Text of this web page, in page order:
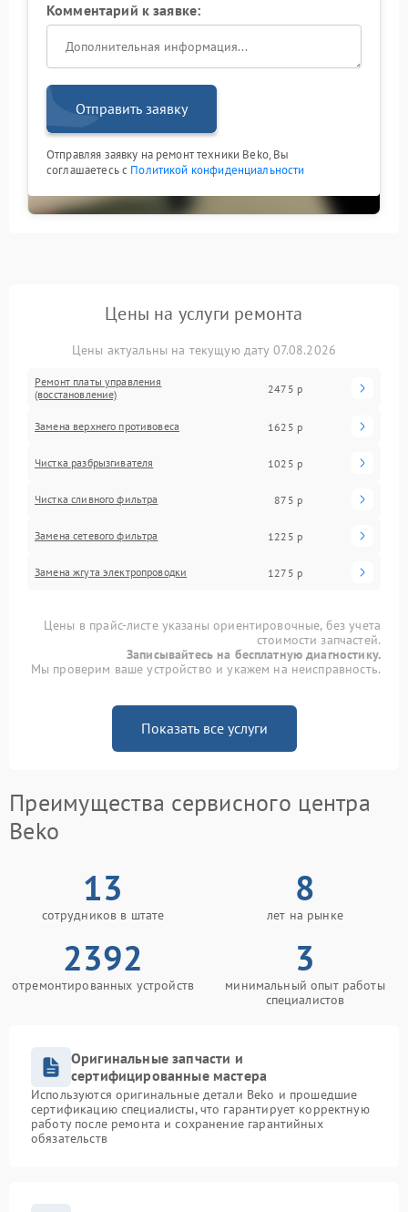
Комментарий к заявке:
Отправить заявку
Отправляя заявку на ремонт техники Beko, Вы
соглашаетесь с Политикой конфиденциальности
Цены на услуги ремонта
Цены актуальны на текущую дату 07.08.2026
Ремонт платы управления
(восстановление)
2475 р
Замена верхнего противовеса 1625 р
Чистка разбрызгивателя 1025 р
Чистка сливного фильтра 875 р
Замена сетевого фильтра 1225 р
Замена жгута электропроводки 1275 р
Цены в прайс-листе указаны ориентировочные, без учета
стоимости запчастей.
Записывайтесь на бесплатную диагностику.
Мы проверим ваше устройство и укажем на неисправность.
Показать все услуги
Преимущества сервисного центра
Beko
13
сотрудников в штате
8
лет на рынке
2392
отремонтированных устройств
3
минимальный опыт работы
специалистов
Оригинальные запчасти и
сертифицированные мастера
Используются оригинальные детали Beko и прошедшие
сертификацию специалисты, что гарантирует корректную
работу после ремонта и сохранение гарантийных
обязательств